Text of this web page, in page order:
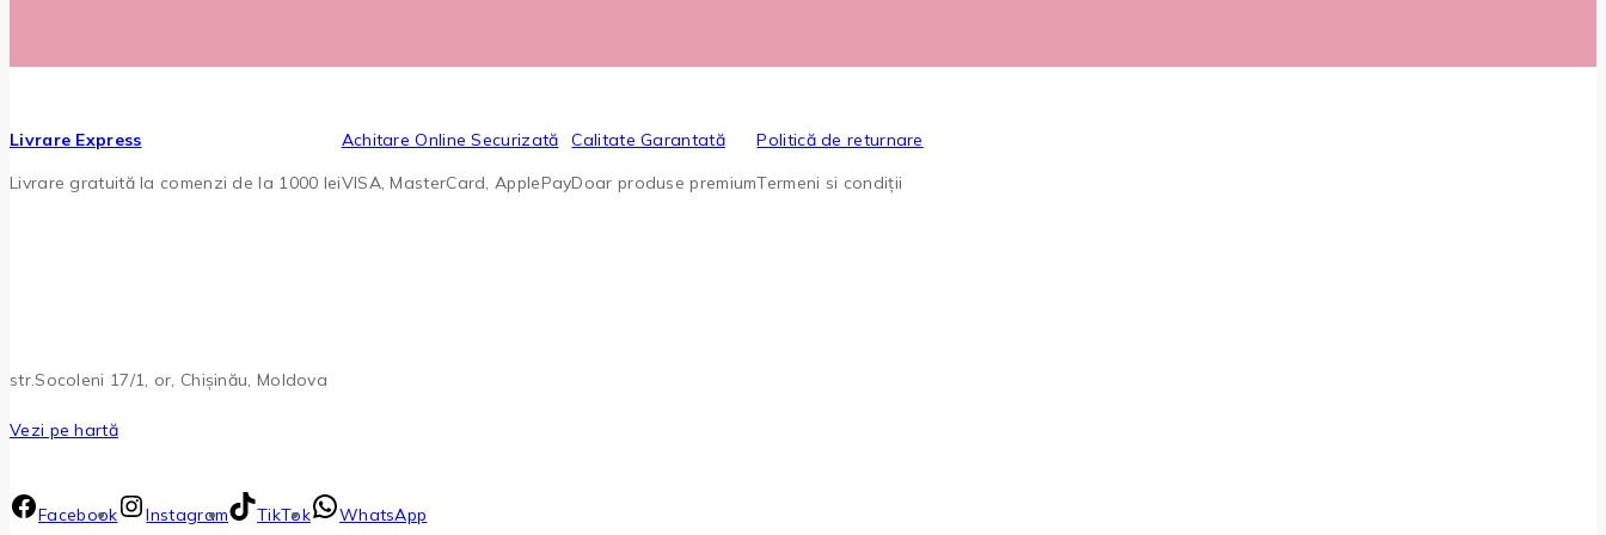
Livrare Express
Livrare gratuită la comenzi de la 1000 lei
Achitare Online Securizată
VISA, MasterCard, ApplePay
Calitate Garantată
Doar produse premium
Politică de returnare
Termeni si condiții
str.Socoleni 17/1, or, Chișinău, Moldova
Vezi pe hartă
Facebook Instagram TikTok WhatsApp